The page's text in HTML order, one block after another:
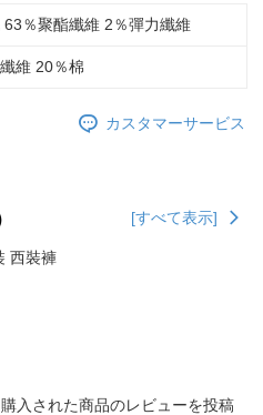
63％聚酯纖維 2％彈力纖維
維 20％棉
カスタマーサービス
[すべて表示]
西裝褲
入された商品のレビューを投稿